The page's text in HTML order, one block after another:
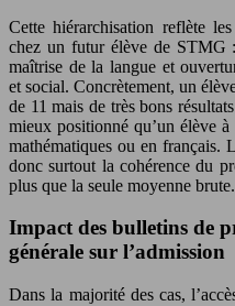
Cette hiérarchisation reflète
chez un futur élève de STMG
maîtrise de la langue et
et social. Concrètement, un
de 11 mais de très bons
mieux positionné qu’un élève
mathématiques ou en français.
donc surtout la cohérence du
plus que la seule moyenne brute.
Impact des bulletins de
générale sur l’admission
Dans la majorité des cas,